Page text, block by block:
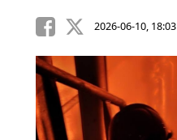
2026-06-10,